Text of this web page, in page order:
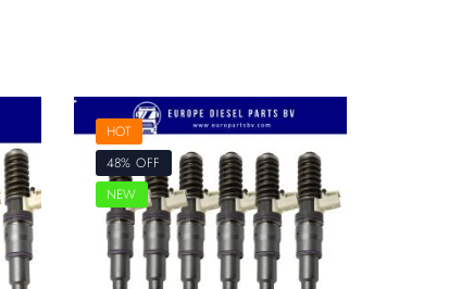
HOT
48% OFF
NEW